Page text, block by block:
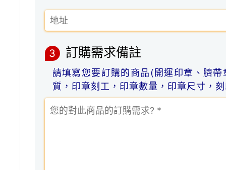
3 訂購需求備註
請填寫您要訂購的商品(開運印章、臍
質，印章刻工，印章數量，印章尺寸，